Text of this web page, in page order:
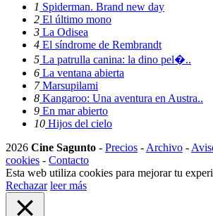
1 Spiderman. Brand new day
2 El último mono
3 La Odisea
4 El síndrome de Rembrandt
5 La patrulla canina: la dino pel�..
6 La ventana abierta
7Marsupilami
8 Kangaroo: Una aventura en Austra..
9 En mar abierto
10 Hijos del cielo
2026 Cine Sagunto - Precios - Archivo -
cookies - Contacto
Esta web utiliza cookies para mejorar tu
Rechazar leer más